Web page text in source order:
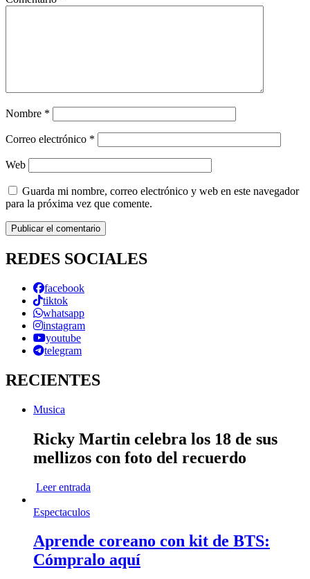
Nombre *
Correo electrónico *
Web
Guarda mi nombre, correo electrónico y web en este navegador
para la próxima vez que comente.
REDES SOCIALES
facebook
tiktok
whatsapp
instagram
youtube
telegram
RECIENTES
Musica
Ricky Martin celebra los 18 de sus
mellizos con foto del recuerdo
Leer entrada
Espectaculos
Aprende coreano con kit de BTS:
Cómpralo aquí